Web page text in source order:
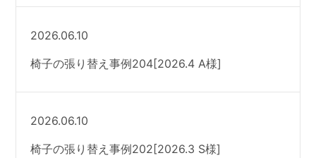
2026.06.10
椅子の張り替え事例204[2026.4 A様]
2026.06.10
椅子の張り替え事例202[2026.3 S様]